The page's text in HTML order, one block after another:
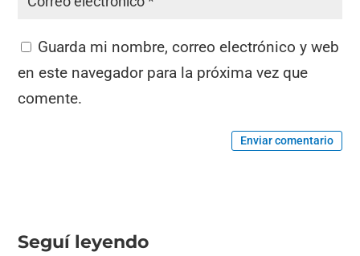
Guarda mi nombre, correo electrónico y web
en este navegador para la próxima vez que
comente.
Enviar comentario
Seguí leyendo